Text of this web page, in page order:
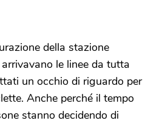
della stazione
le linee da tutta
un occhio di riguardo per
Anche perché il tempo
stanno decidendo di